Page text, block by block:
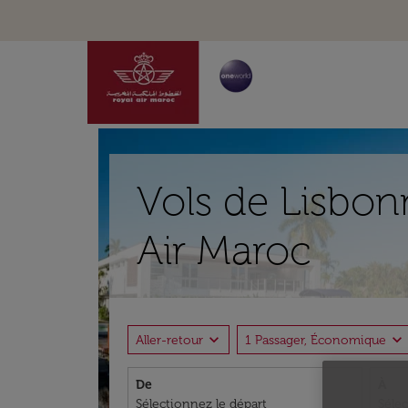
Vols de
Air Maroc
Aller-retour expand_more 1 Passager, Économique expand_more
De